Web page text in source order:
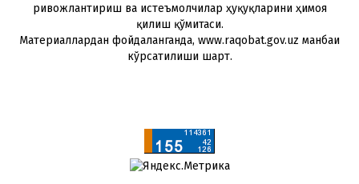
ривожлантириш ва истеъмолчилар ҳуқуқларини ҳимоя
қилиш қўмитаси.
Материаллардан фойдаланганда, www.raqobat.gov.uz манбаи
кўрсатилиши шарт.